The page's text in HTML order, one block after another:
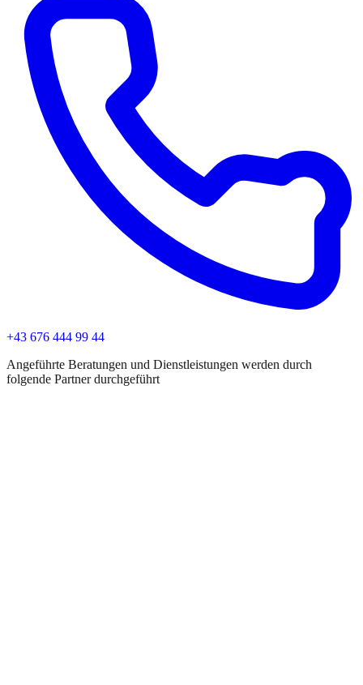
+43 676 444 99 44
Angeführte Beratungen und Dienstleistungen werden durch
folgende Partner durchgeführt